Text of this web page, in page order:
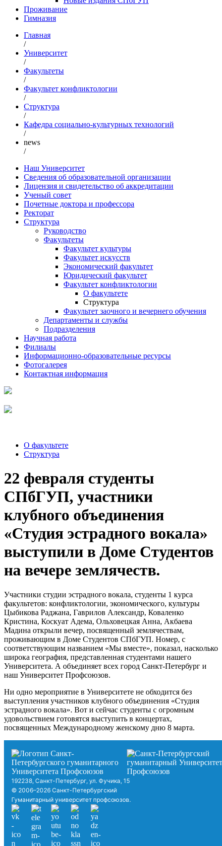
Проживание
Гимназия
Главная
/
Университет
/
Факультеты
/
Факультет конфликтологии
/
Структура
/
Кафедра социально-культурных технологий
/
news
/
Наш Университет
Сведения об образовательной организации
Лицензия и свидетельство об аккредитации
Ученый совет
Почетные доктора и профессора
Ректорат
Структура
Руководство
Факультеты
Факультет культуры
Факультет искусств
Экономический факультет
Юридический факультет
Факультет конфликтологии
О факультете
Структура
Факультет заочного и вечернего обучения
Департаменты и службы
Подразделения
Научная работа
Филиалы
Информационно-образовательные ресурсы
Фотогалерея
Контактная информация
О факультете
Структура
22 февраля студенты
СПбГУП, участники
клубного объединения
«Студия эстрадного вокала»
выступили в Доме Студентов
на вечере землячеств.
Участники студии эстрадного вокала, студенты 1 курса
факультетов: конфликтологии, экономического, культуры
Цыбикова Раджана, Гаврилов Александр, Коваленко
Кристина, Коскуат Адема, Ольховецкая Анна, Акбаева
Мадина открыли вечер, посвященный землячествам,
проживающим в Доме Студентов СПбГУП. Номер, с
соответствующим названием «Мы вместе», показал, насколько
широка география, представленная студентами нашего
Университета. А объединяет всех город Санкт-Петербург и
наш Университет Профсоюзов.
Ни одно мероприятие в Университете не обходится без
выступления участников клубного объединения «Студия
эстрадного вокала». Вот и сейчас студенты с огромным
удовольствием готовятся выступить в концертах,
посвященных Международному женскому дню 8 марта.
192238, Санкт-Петербург, ул. Фучика, 15
© 2006–2026 Санкт-Петербургский
Гуманитарный университет профсоюзов.